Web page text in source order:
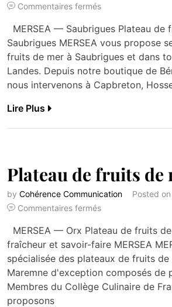
Commentaires fermés
MERSEA — Saubrigues Plateau de
Saubrigues MERSEA vous propose
fruits de mer à Saubrigues et dans
Landes. Depuis notre boutique de
nous intervenons à Capbreton,
Lire Plus
Plateau de fruits de
by Cohérence Communication Posted on
Commentaires fermés
MERSEA — Orx Plateau de fruits
fraîcheur et savoir-faire MERSEA
spécialisée des plateaux de fruits de
Maremne d'exception composés de
Membres du Collège Culinaire de
proposons